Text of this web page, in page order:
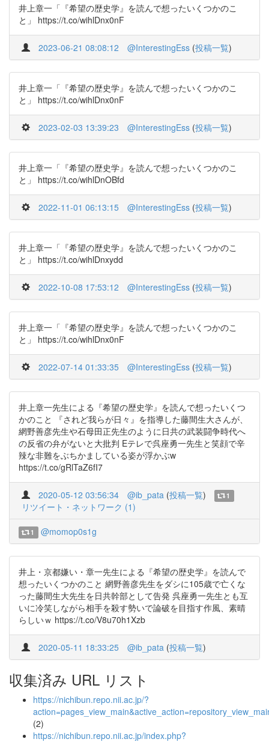
井上章一「『希望の歴史学』を読んで想ったいくつかのこ
と」 https://t.co/wihlDnx0nF
2023-06-21 08:08:12 @InterestingEss (投稿一覧)
井上章一「『希望の歴史学』を読んで想ったいくつかのこ
と」 https://t.co/wihlDnx0nF
2023-02-03 13:39:23 @InterestingEss (投稿一覧)
井上章一「『希望の歴史学』を読んで想ったいくつかのこ
と」 https://t.co/wihlDnOBfd
2022-11-01 06:13:15 @InterestingEss (投稿一覧)
井上章一「『希望の歴史学』を読んで想ったいくつかのこ
と」 https://t.co/wihlDnxydd
2022-10-08 17:53:12 @InterestingEss (投稿一覧)
井上章一「『希望の歴史学』を読んで想ったいくつかのこ
と」 https://t.co/wihlDnx0nF
2022-07-14 01:33:35 @InterestingEss (投稿一覧)
井上章一先生による『希望の歴史学』を読んで想ったいくつ
かのこと 『されど我らが日々』を指導した藤間生大さんが、
網野善彦先生や石母田正先生のように日共の武装闘争時代へ
の反省の弁がないと大批判 Eテレで呉座勇一先生と笑顔で辛
辣な非難をぶちかましている姿が浮かぶw
https://t.co/gRlTaZ6fI7
2020-05-12 03:56:34 @ib_pata (投稿一覧) 1
リツイート・ネットワーク (1)
1 @momop0s1g
井上・京都嫌い・章一先生による『希望の歴史学』を読んで
想ったいくつかのこと 網野善彦先生をダシに105歳で亡くな
った藤間生大先生を日共幹部として告発 呉座勇一先生とも互
いに冷笑しながら相手を殺す勢いで論破を目指す作風、素晴
らしいｗ https://t.co/V8u70h1Xzb
2020-05-11 18:33:25 @ib_pata (投稿一覧)
収集済み URL リスト
https://nichibun.repo.nii.ac.jp/?
(2)
https://nichibun.repo.nii.ac.jp/index.php?